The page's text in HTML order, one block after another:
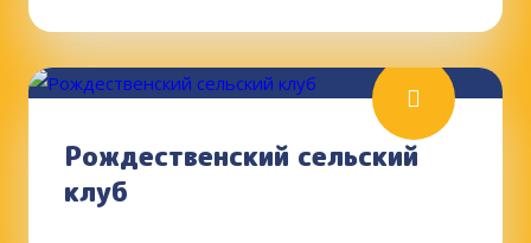
Рождественский сельский
клуб